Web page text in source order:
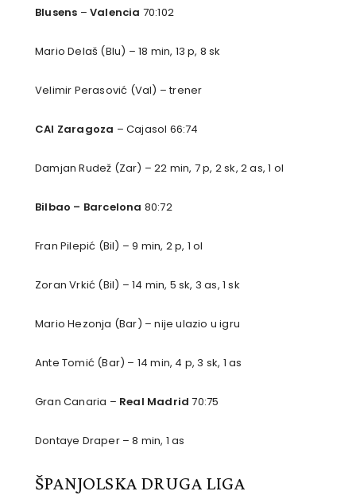
Blusens –Valencia 70:102
Mario Delaš (Blu) – 18 min, 13 p, 8 sk
Velimir Perasović (Val) – trener
CAI Zaragoza – Cajasol 66:74
Damjan Rudež (Zar) – 22 min, 7 p, 2 sk, 2 as, 1 ol
Bilbao – Barcelona 80:72
Fran Pilepić (Bil) – 9 min, 2 p, 1 ol
Zoran Vrkić (Bil) – 14 min, 5 sk, 3 as, 1 sk
Mario Hezonja (Bar) – nije ulazio u igru
Ante Tomić (Bar) – 14 min, 4 p, 3 sk, 1 as
Gran Canaria – Real Madrid70:75
Dontaye Draper – 8 min, 1 as
ŠPANJOLSKA DRUGA LIGA